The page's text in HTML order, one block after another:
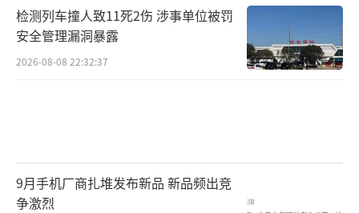
检测列车撞人致11死2伤 涉事单位被罚
安全管理漏洞暴露
2026-08-08 22:32:37
9月手机厂商扎堆发布新品 新品频出竞
争激烈